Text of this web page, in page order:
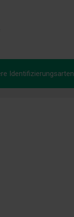
Identifizierungsarten